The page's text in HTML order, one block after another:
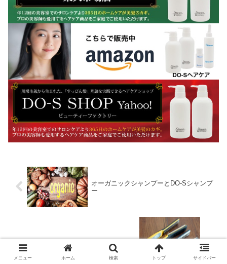
オーガニックシャンプーとDO-Sシャンプ
ー
縮毛矯正すると新生毛の癖がゆるくな
る！？
メニュー ホーム 検索 トップ サイドバー